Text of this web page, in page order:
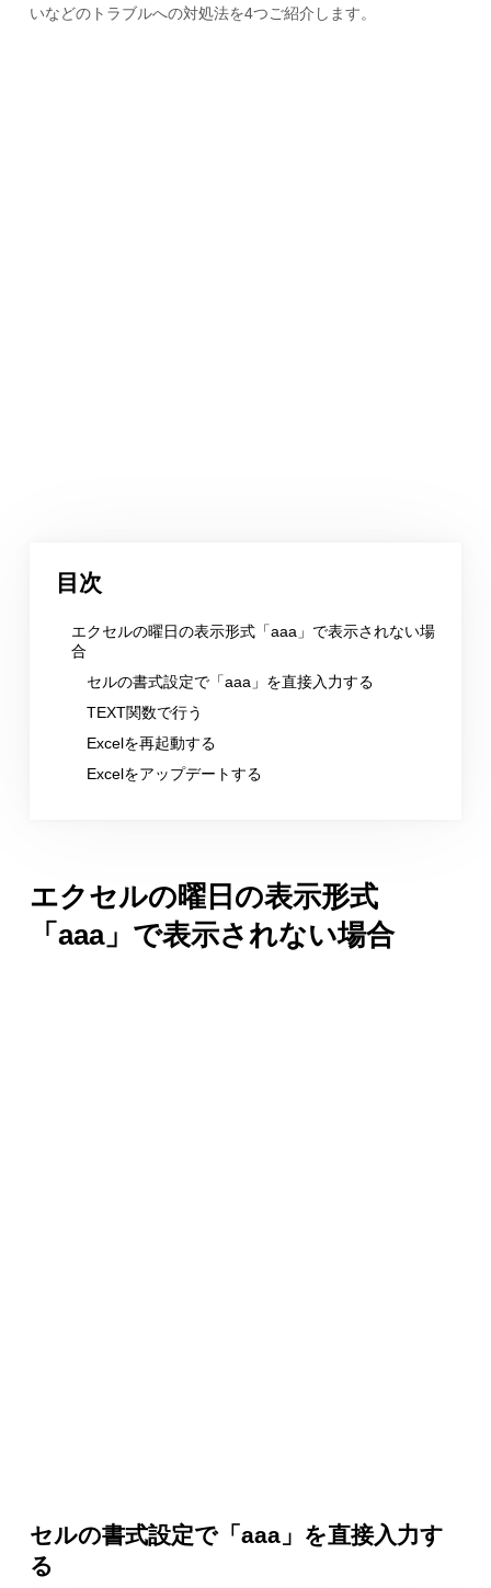
いなどのトラブルへの対処法を4つご紹介します。
目次
エクセルの曜日の表示形式「aaa」で表示されない場
合
セルの書式設定で「aaa」を直接入力する
TEXT関数で行う
Excelを再起動する
Excelをアップデートする
エクセルの曜日の表示形式
「aaa」で表示されない場合
セルの書式設定で「aaa」を直接入力す
る